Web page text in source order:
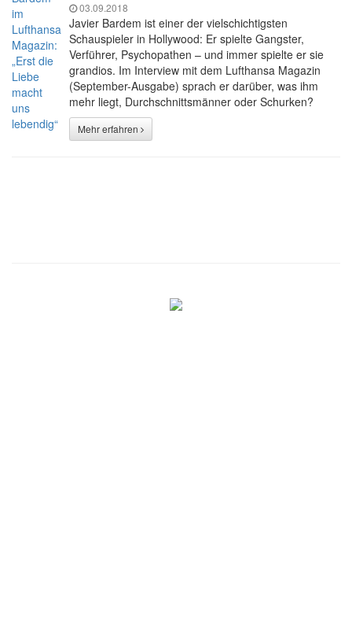
03.09.2018
Javier Bardem ist einer der vielschichtigsten
Schauspieler in Hollywood: Er spielte Gangster,
Verführer, Psychopathen – und immer spielte er sie
grandios. Im Interview mit dem Lufthansa Magazin
(September-Ausgabe) sprach er darüber, was ihm
mehr liegt, Durchschnittsmänner oder Schurken?
Mehr erfahren